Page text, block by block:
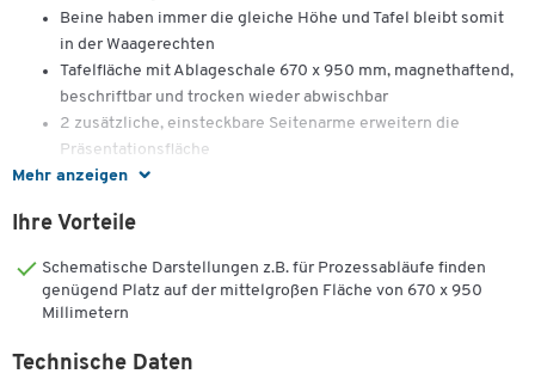
Mehr anzeigen
Beine haben immer die gleiche Höhe und Tafel bleibt somit
in der Waagerechten
Tafelfläche mit Ablageschale 670 x 950 mm, magnethaftend,
beschriftbar und trocken wieder abwischbar
2 zusätzliche, einsteckbare Seitenarme erweitern die
Präsentationsfläche
Schnellwechselblockhalterung für alle gängigen Flipchart-
Material: Kunststoff und Metall
Maße: ca. B 675 x T 580 mm, H 1100 - 1880 mm
Ihre Vorteile
Schematische Darstellungen z.B. für Prozessabläufe finden
genügend Platz auf der mittelgroßen Fläche von 670 x 950
Millimetern
Technische Daten